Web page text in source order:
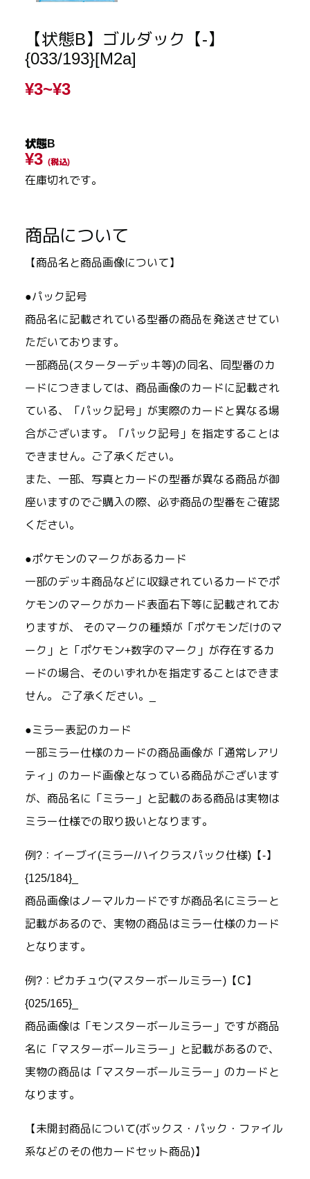
【状態B】ゴルダック【-】
{033/193}[M2a]
¥3~¥3
状態B
¥3 (税込)
在庫切れです。
商品について
【商品名と商品画像について】
●パック記号
商品名に記載されている型番の商品を発送させてい
ただいております。
一部商品(スターターデッキ等)の同名、同型番のカ
ードにつきましては、商品画像のカードに記載され
ている、「パック記号」が実際のカードと異なる場
合がございます。「パック記号」を指定することは
できません。ご了承ください。
また、一部、写真とカードの型番が異なる商品が御
座いますのでご購入の際、必ず商品の型番をご確認
ください。
●ポケモンのマークがあるカード
一部のデッキ商品などに収録されているカードでポ
ケモンのマークがカード表面右下等に記載されてお
りますが、 そのマークの種類が「ポケモンだけのマ
ーク」と「ポケモン+数字のマーク」が存在するカ
ードの場合、そのいずれかを指定することはできま
せん。 ご了承ください。_
●ミラー表記のカード
一部ミラー仕様のカードの商品画像が「通常レアリ
ティ」のカード画像となっている商品がございます
が、商品名に「ミラー」と記載のある商品は実物は
ミラー仕様での取り扱いとなります。
例?：イーブイ(ミラー/ハイクラスパック仕様)【-】
{125/184}_
商品画像はノーマルカードですが商品名にミラーと
記載があるので、実物の商品はミラー仕様のカード
となります。
例?：ピカチュウ(マスターボールミラー)【C】
{025/165}_
商品画像は「モンスターボールミラー」ですが商品
名に「マスターボールミラー」と記載があるので、
実物の商品は「マスターボールミラー」のカードと
なります。
【未開封商品について(ボックス・パック・ファイル
系などのその他カードセット商品)】